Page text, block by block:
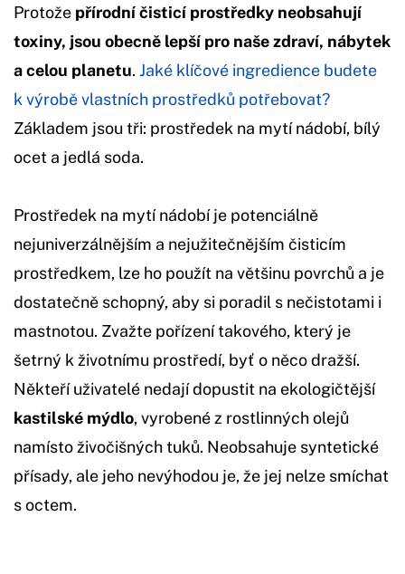
Protože přírodní čisticí prostředky neobsahují
toxiny, jsou obecně lepší pro naše zdraví, nábytek
a celou planetu. Jaké klíčové ingredience budete
k výrobě vlastních prostředků potřebovat?
Základem jsou tři: prostředek na mytí nádobí, bílý
ocet a jedlá soda.
Prostředek na mytí nádobí je potenciálně
nejuniverzálnějším a nejužitečnějším čisticím
prostředkem, lze ho použít na většinu povrchů a je
dostatečně schopný, aby si poradil s nečistotami i
mastnotou. Zvažte pořízení takového, který je
šetrný k životnímu prostředí, byť o něco dražší.
Někteří uživatelé nedají dopustit na ekologičtější
kastilské mýdlo, vyrobené z rostlinných olejů
namísto živočišných tuků. Neobsahuje syntetické
přísady, ale jeho nevýhodou je, že jej nelze smíchat
s octem.